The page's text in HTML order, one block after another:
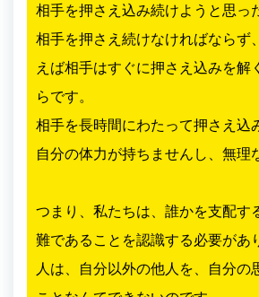
相手を押さえ込み続けようと思っ
相手を押さえ続けなければならず
えば相手はすぐに押さえ込みを解
らです。
相手を長時間にわたって押さえ込
自分の体力が持ちませんし、無理
つまり、私たちは、誰かを支配す
難であることを認識する必要があ
人は、自分以外の他人を、自分の